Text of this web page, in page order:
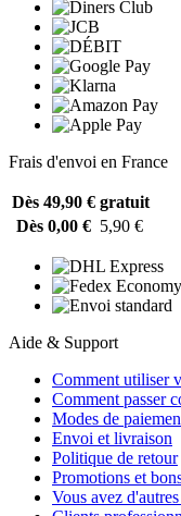
Frais d'envoi en France
Dès 49,90 € gratuit
Dès 0,00 € 5,90 €
Aide & Support
Comment utiliser
Comment passer
Modes de
Envoi et livraison
Politique de retour
Promotions et
Vous avez